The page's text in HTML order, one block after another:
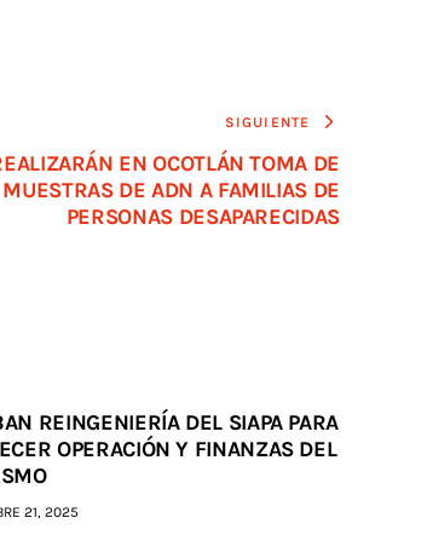
SIGUIENTE
EN OCOTLÁN TOMA DE
MUESTRAS DE ADN A FAMILIAS DE
PERSONAS DESAPARECIDAS
REINGENIERÍA DEL SIAPA PARA
OPERACIÓN Y FINANZAS DEL
21, 2025